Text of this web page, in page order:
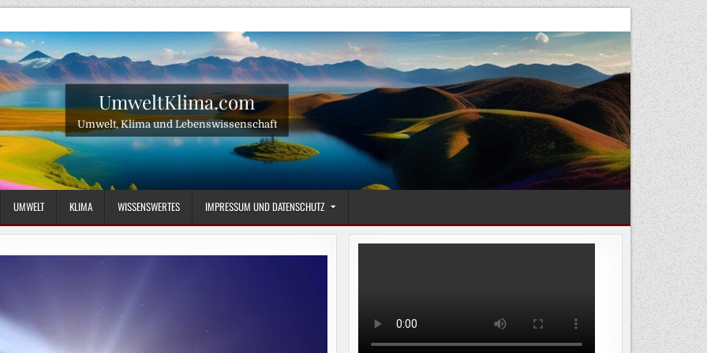
UmweltKlima.com
Umwelt, Klima und Lebenswissenschaft
UMWELT KLIMA WISSENSWERTES IMPRESSUM UND DATENSCHUTZ